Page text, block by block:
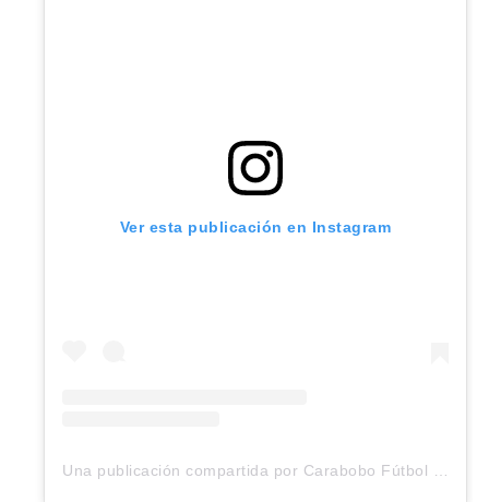
Ver esta publicación en Instagram